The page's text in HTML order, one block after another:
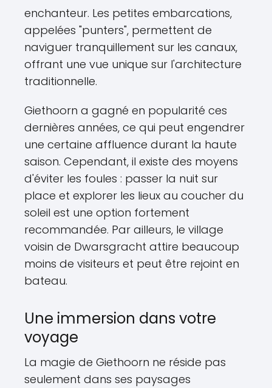
enchanteur. Les petites embarcations,
appelées "punters", permettent de
naviguer tranquillement sur les canaux,
offrant une vue unique sur l'architecture
traditionnelle.
Giethoorn a gagné en popularité ces
dernières années, ce qui peut engendrer
une certaine affluence durant la haute
saison. Cependant, il existe des moyens
d'éviter les foules : passer la nuit sur
place et explorer les lieux au coucher du
soleil est une option fortement
recommandée. Par ailleurs, le village
voisin de Dwarsgracht attire beaucoup
moins de visiteurs et peut être rejoint en
bateau.
Une immersion dans votre
voyage
La magie de Giethoorn ne réside pas
seulement dans ses paysages